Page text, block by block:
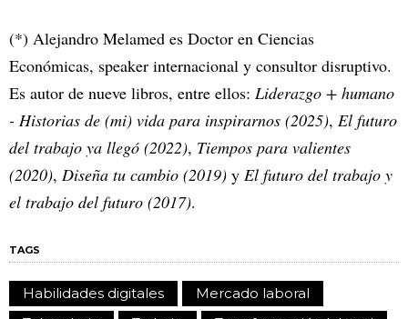
(*) Alejandro Melamed es Doctor en Ciencias
Económicas, speaker internacional y consultor disruptivo.
Es autor de nueve libros, entre ellos: Liderazgo + humano
- Historias de (mi) vida para inspirarnos (2025), El futuro
del trabajo ya llegó (2022), Tiempos para valientes
(2020), Diseña tu cambio (2019) y El futuro del trabajo y
el trabajo del futuro (2017).
TAGS
Habilidades digitales
Mercado laboral